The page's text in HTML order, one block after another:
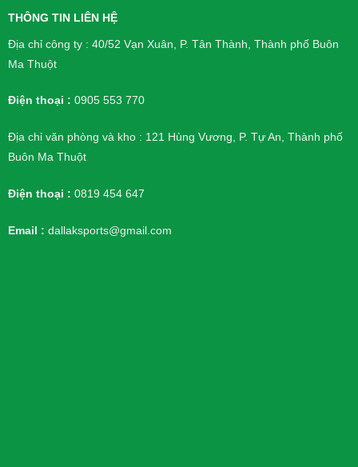
THÔNG TIN LIÊN HỆ
Địa chỉ công ty : 40/52 Vạn Xuân, P. Tân Thành, Thành phố Buôn
Ma Thuột
Điện thoại : 0905 553 770
Địa chỉ văn phòng và kho : 121 Hùng Vương, P. Tự An, Thành phố
Buôn Ma Thuột
Điện thoại : 0819 454 647
Email : dallaksports@gmail.com